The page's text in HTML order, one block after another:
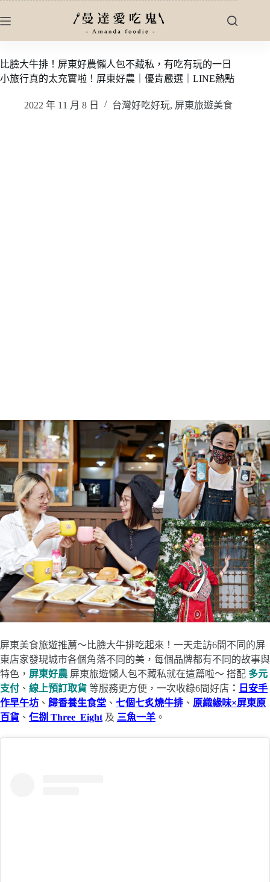
至
內
容
比臉大牛排！屏東好農懶人包不藏私，有吃有玩的一日
小旅行真的太充實啦！屏東好農｜優肯嚴選｜LINE熱點
2022 年 11 月 8 日 台灣好吃好玩, 屏東旅遊美食
屏東美食旅遊推薦～比臉大牛排吃起來！一天走訪6間不同的屏
東店家發現城市各個角落不同的美，每個品牌都有不同的故事與
特色， 屏東好農 屏東旅遊懶人包不藏私就在這篇啦～ 搭配 多元
支付 、 線上預訂取貨 等服務更方便，一次收錄6間好店 ： 日安手
作早午坊 、 歸香養生食堂 、 七個七炙燒牛排 、 原織緣味×屏東原
百貨 、 仨捌 Three_Eight 及 三魚一羊 。